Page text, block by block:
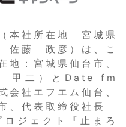
本社所在地 宮城県
佐藤 政彦）は、こ
地：宮城県仙台市、
甲二）とDate fm
社エフエム仙台、
、代表取締役社長
ジェクト『止まろ